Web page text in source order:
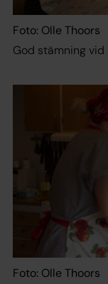
Foto: Olle Thoors
God stämning
Foto: Olle Thoors